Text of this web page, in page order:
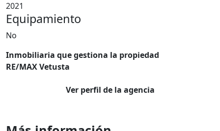
2021
Equipamiento
No
Inmobiliaria que gestiona la propiedad
RE/MAX Vetusta
Ver perfil de la agencia